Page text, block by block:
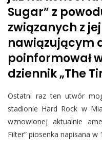
Sugar” z
związanych z
nawiązującym
poinformował
dziennik „The
Ostatni raz ten utwór
stadionie Hard Rock w
wznowionej aktualnie
Filter” piosenka napisana